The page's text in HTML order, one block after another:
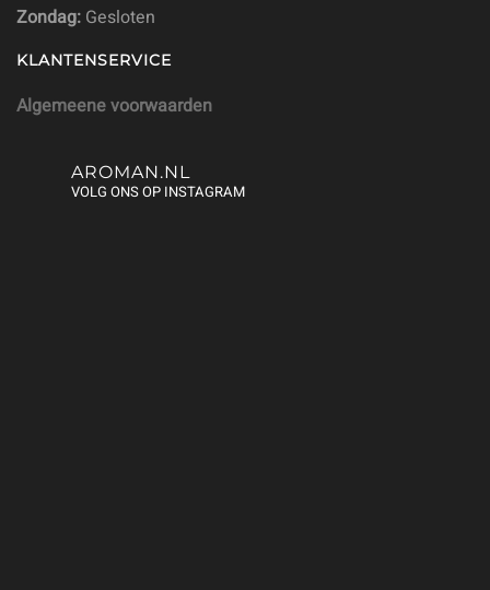
Zondag: Gesloten
KLANTENSERVICE
Algemeene voorwaarden
AROMAN.NL
VOLG ONS OP INSTAGRAM